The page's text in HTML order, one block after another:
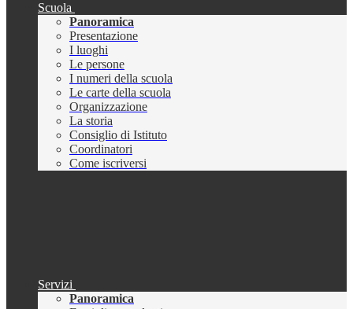
Scuola
Panoramica
Presentazione
I luoghi
Le persone
I numeri della scuola
Le carte della scuola
Organizzazione
La storia
Consiglio di Istituto
Coordinatori
Come iscriversi
Servizi
Panoramica